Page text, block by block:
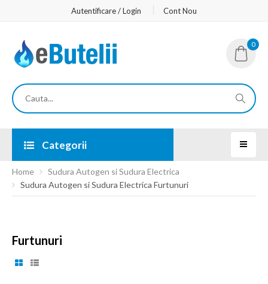
Autentificare / Login Cont Nou
0
Categorii
Home
Sudura Autogen si Sudura Electrica
Sudura Autogen si Sudura Electrica Furtunuri
Furtunuri